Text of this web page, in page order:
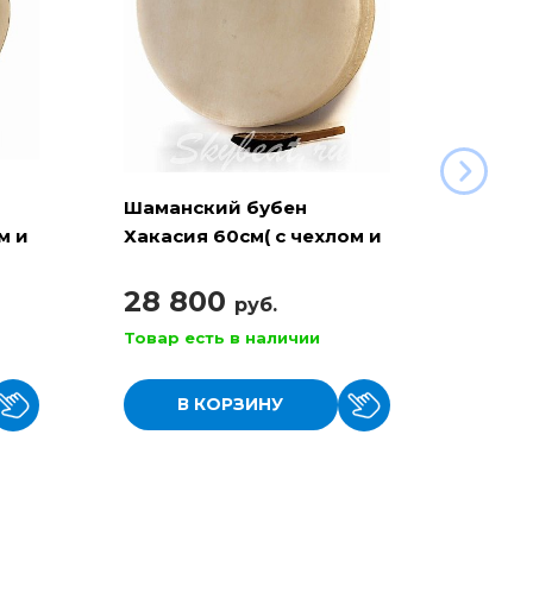
и
Шаманский бубен
Хакасия 60см( с чехлом и
28 800 руб.
Товар есть в наличии
В КОРЗИНУ